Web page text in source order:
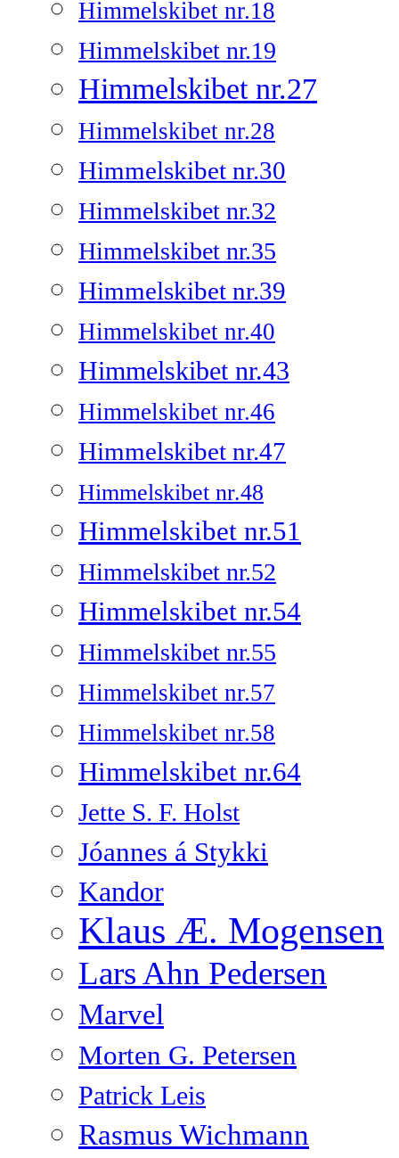
Himmelskibet nr.18
Himmelskibet nr.19
Himmelskibet nr.27
Himmelskibet nr.28
Himmelskibet nr.30
Himmelskibet nr.32
Himmelskibet nr.35
Himmelskibet nr.39
Himmelskibet nr.40
Himmelskibet nr.43
Himmelskibet nr.46
Himmelskibet nr.47
Himmelskibet nr.48
Himmelskibet nr.51
Himmelskibet nr.52
Himmelskibet nr.54
Himmelskibet nr.55
Himmelskibet nr.57
Himmelskibet nr.58
Himmelskibet nr.64
Jette S. F. Holst
Jóannes á Stykki
Kandor
Klaus Æ. Mogensen
Lars Ahn Pedersen
Marvel
Morten G. Petersen
Patrick Leis
Rasmus Wichmann